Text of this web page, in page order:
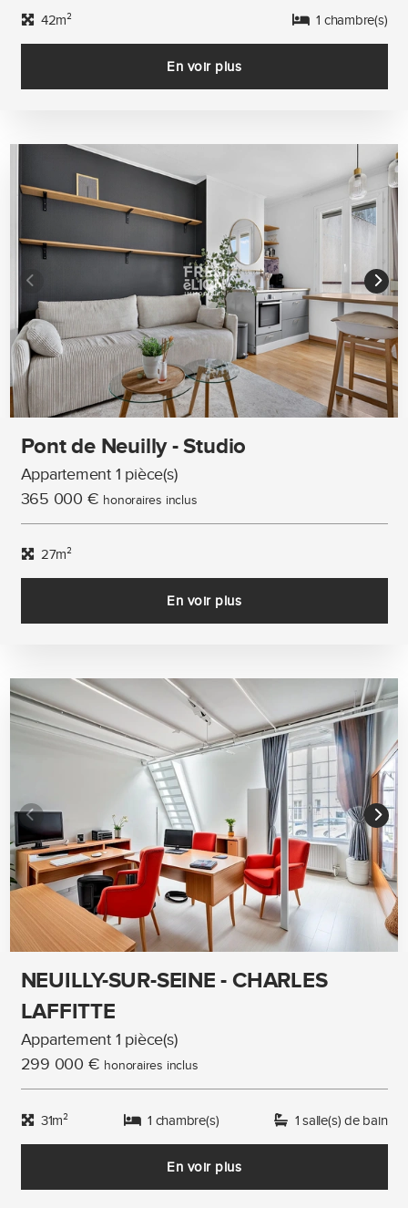
42m² 1 chambre(s)
En voir plus
Pont de Neuilly - Studio
Appartement 1 pièce(s)
365 000 € honoraires inclus
27m²
En voir plus
NEUILLY-SUR-SEINE - CHARLES
LAFFITTE
Appartement 1 pièce(s)
299 000 € honoraires inclus
31m² 1 chambre(s) 1 salle(s) de bain
En voir plus